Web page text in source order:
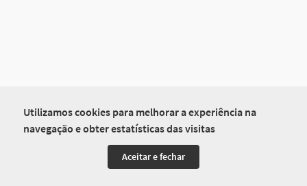
Utilizamos cookies para melhorar a experiência na
navegação e obter estatísticas das visitas
Aceitar e fechar